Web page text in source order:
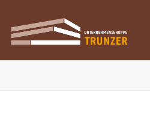
Direkt
zum